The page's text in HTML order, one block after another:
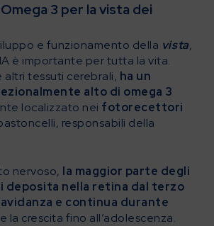
3 per la vista dei
e funzionamento della vista,
è importante per tutta la vita.
altri tessuti cerebrali, ha un
alto di omega 3
localizzato nei fotorecettori
responsabili della
nervoso, la maggior parte degli
deposita nella retina dal terzo
e continua durante
e la crescita fino all’adolescenza.